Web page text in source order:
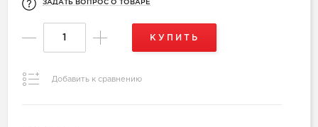
ЗАДАТЬ ВОПРОС О ТОВАРЕ
КУПИТЬ
Добавить к сравнению